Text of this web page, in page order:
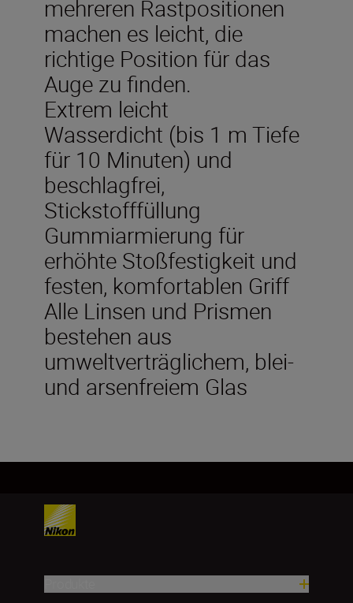
mehreren Rastpositionen
machen es leicht, die
richtige Position für das
Auge zu finden.
Extrem leicht
Wasserdicht (bis 1 m Tiefe
für 10 Minuten) und
beschlagfrei,
Stickstofffüllung
Gummiarmierung für
erhöhte Stoßfestigkeit und
festen, komfortablen Griff
Alle Linsen und Prismen
bestehen aus
umweltverträglichem, blei-
und arsenfreiem Glas